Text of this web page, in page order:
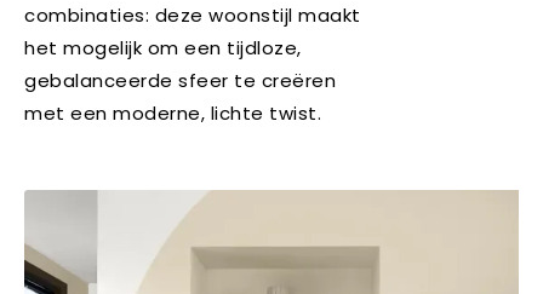
combinaties: deze woonstijl maakt
het mogelijk om een tijdloze,
gebalanceerde sfeer te creëren
met een moderne, lichte twist.